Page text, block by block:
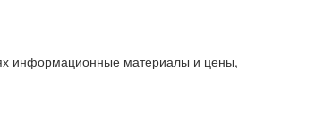
информационные материалы и цены,